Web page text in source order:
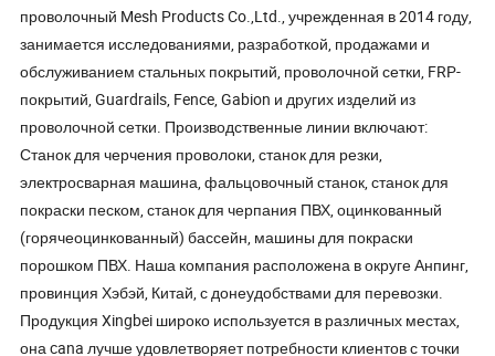
проволочный Mesh Products Co.,Ltd., учрежденная в 2014 году,
занимается исследованиями, разработкой, продажами и
обслуживанием стальных покрытий, проволочной сетки, FRP-
покрытий, Guardrails, Fence, Gabion и других изделий из
проволочной сетки. Производственные линии включают:
Станок для черчения проволоки, станок для резки,
электросварная машина, фальцовочный станок, станок для
покраски песком, станок для черпания ПВХ, оцинкованный
(горячеоцинкованный) бассейн, машины для покраски
порошком ПВХ. Наша компания расположена в округе Анпинг,
провинция Хэбэй, Китай, с донеудобствами для перевозки.
Продукция Xingbei широко используется в различных местах,
она cana лучше удовлетворяет потребности клиентов с точки